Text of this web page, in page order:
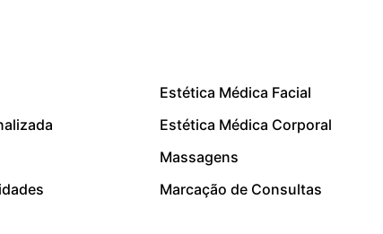
Estética Médica Facial
Estética Médica Corporal
Massagens
Marcação de Consultas